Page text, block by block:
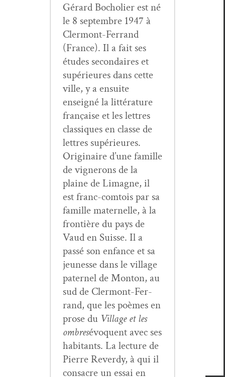
Gérard Bocholi­er est né
le 8 sep­tem­bre 1947 à
Cler­mont-Fer­rand
(France). Il a fait ses
études sec­ondaires et
supérieures dans cette
ville, y a ensuite
enseigné la lit­téra­ture
française et les let­tres
clas­siques en classe de
let­tres supérieures.
Orig­i­naire d’une famille
de vignerons de la
plaine de Limagne, il
est franc-com­tois par sa
famille mater­nelle, à la
fron­tière du pays de
Vaud en Suisse. Il a
passé son enfance et sa
jeunesse dans le vil­lage
pater­nel de Mon­ton, au
sud de Cler­mont-Fer­
rand, que les poèmes en
prose du Vil­lage et les
ombresévo­quent avec ses
habi­tants. La lec­ture de
Pierre Reverdy, à qui il
con­sacre un essai en